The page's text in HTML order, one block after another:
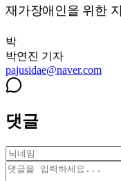
재가장애인을 위한
박
박연진 기자
pajusidae@naver.com
댓글